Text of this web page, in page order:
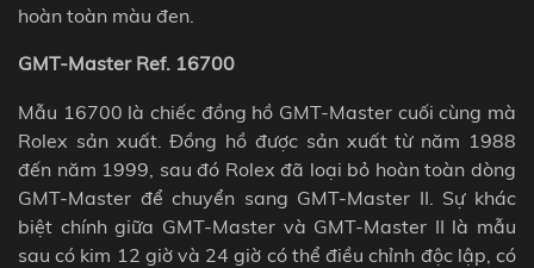
hoàn toàn màu đen.
GMT-Master Ref. 16700
Mẫu 16700 là chiếc đồng hồ GMT-Master cuối cùng mà
Rolex sản xuất. Đồng hồ được sản xuất từ ​​năm 1988
đến năm 1999, sau đó Rolex đã loại bỏ hoàn toàn dòng
GMT-Master để chuyển sang GMT-Master II. Sự khác
biệt chính giữa GMT-Master và GMT-Master II là mẫu
sau có kim 12 giờ và 24 giờ có thể điều chỉnh độc lập, có